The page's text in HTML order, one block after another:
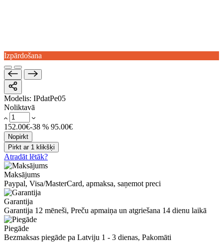
Izpārdošana
Modelis: IPdatPe05
Noliktavā
152.00€-38 % 95.00€
Nopirkt
Pirkt ar 1 klikšķi
Atradāt lētāk?
Maksājums
Paypal, Visa/MasterCard, apmaksa, saņemot preci
Garantija
Garantija 12 mēneši, Preču apmaiņa un atgriešana 14 dienu laikā
Piegāde
Bezmaksas piegāde pa Latviju 1 - 3 dienas, Pakomāti